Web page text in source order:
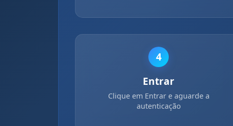
4
Entrar
Clique em Entrar e aguarde a
autenticação